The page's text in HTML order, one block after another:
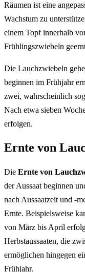
Räumen ist eine
Wachstum zu
einem Topf innerhalb
Frühlingszwiebeln
Die Lauchzwiebeln
beginnen im Frühjahr
zwei, wahrscheinlich
Nach etwa sieben
erfolgen.
Ernte von
Die Ernte von
der Aussaat beginnen
nach Aussaatzeit und -
Ernte. Beispielsweise
von März bis April
Herbstaussaaten, die
ermöglichen hingegen
Frühjahr.